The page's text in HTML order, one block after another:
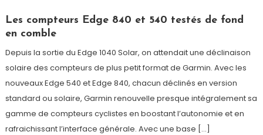
Les compteurs Edge 840 et 540 testés de fond
en comble
Depuis la sortie du Edge 1040 Solar, on attendait une déclinaison
solaire des compteurs de plus petit format de Garmin. Avec les
nouveaux Edge 540 et Edge 840, chacun déclinés en version
standard ou solaire, Garmin renouvelle presque intégralement sa
gamme de compteurs cyclistes en boostant l’autonomie et en
rafraichissant l’interface générale. Avec une base […]